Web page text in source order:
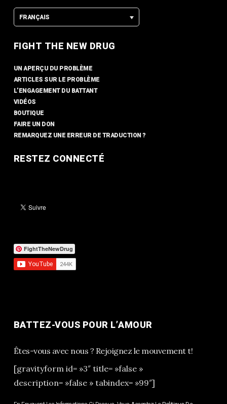
FRANÇAIS
FIGHT THE NEW DRUG
UN APERÇU DU PROBLÈME
ARTICLES SUR LE PROBLÈME
L’ENGAGEMENT DU BATTANT
VIDÉOS
BOUTIQUE
FAIRE UN DON
REMARQUEZ UNE ERREUR DE TRADUCTION ?
RESTEZ CONNECTÉ
FightTheNewDrug
BATTEZ-VOUS POUR L’AMOUR
Êtes-vous avec nous ? Rejoignez le mouvement t!
[gravityform id= »3″ title= »false »
description= »false » tabindex= »99″]